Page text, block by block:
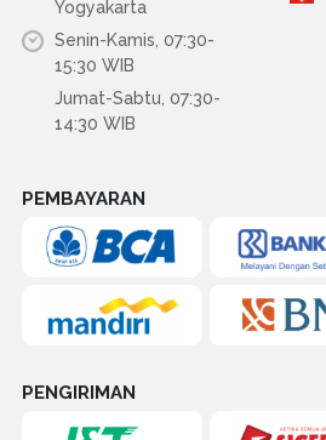
Yogyakarta
Senin-Kamis, 07:30-
15:30 WIB
Jumat-Sabtu, 07:30-
14:30 WIB
PEMBAYARAN
PENGIRIMAN